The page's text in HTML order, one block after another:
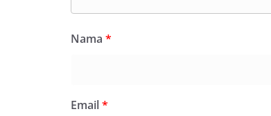
Nama *
Email*